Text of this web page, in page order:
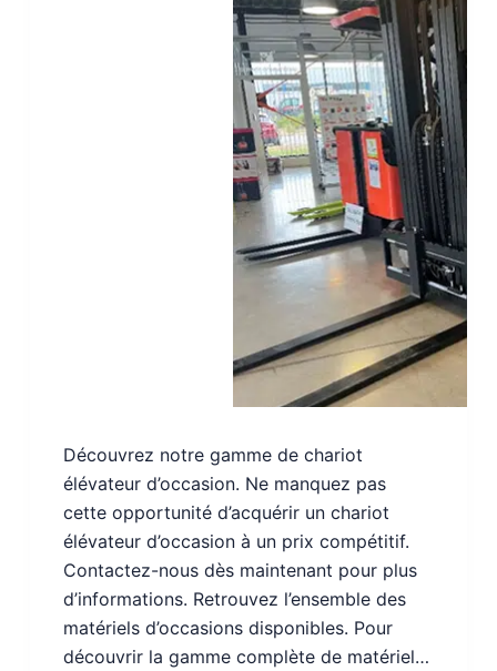
Découvrez notre gamme de chariot
élévateur d’occasion. Ne manquez pas
cette opportunité d’acquérir un chariot
élévateur d’occasion à un prix compétitif.
Contactez-nous dès maintenant pour plus
d’informations. Retrouvez l’ensemble des
matériels d’occasions disponibles. Pour
découvrir la gamme complète de matériel…